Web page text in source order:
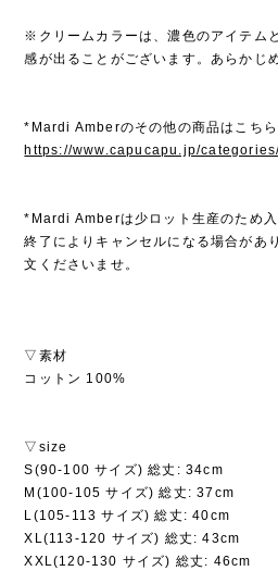
※クリームカラーは、濃色のアイテム
感が出ることがございます。あらかじ
*Mardi Amberのその他の商品はこち
https://www.capucapu.jp/
*Mardi Amberは少ロット生産のため
終了によりキャンセルになる場合があ
文くださいませ。
▽素材
コットン 100%
▽size
S(90-100 サイズ) 総丈: 34cm
M(100-105 サイズ) 総丈: 37cm
L(105-113 サイズ) 総丈: 40cm
XL(113-120 サイズ) 総丈: 43cm
XXL(120-130 サイズ) 総丈: 46cm